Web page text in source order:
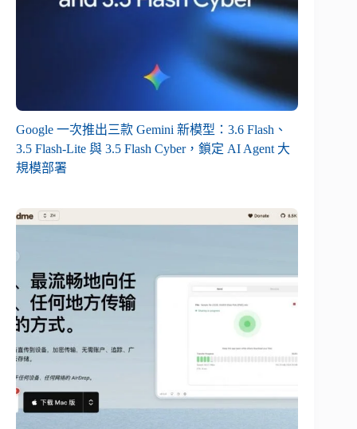
Google 一次推出三款 Gemini 新模型：3.6 Flash、
3.5 Flash-Lite 與 3.5 Flash Cyber，鎖定 AI Agent 大
規模部署